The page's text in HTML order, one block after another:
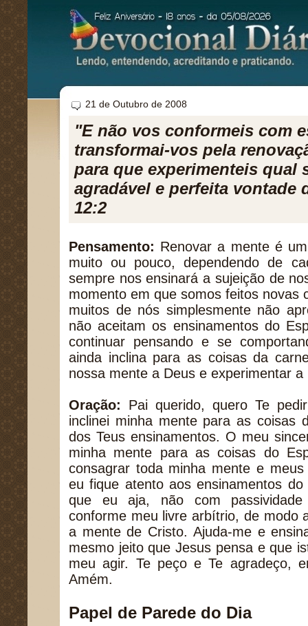
21 de Outubro de 2008
"E não vos conformeis com
transformai-vos pela
para que experimenteis qual
agradável e perfeita vontade
12:2
Pensamento: Renovar a mente é
muito ou pouco, dependendo de
sempre nos ensinará a sujeição de
momento em que somos feitos novas
muitos de nós simplesmente não
não aceitam os ensinamentos do
continuar pensando e se
ainda inclina para as coisas da
nossa mente a Deus e experimentar
Oração: Pai querido, quero Te
inclinei minha mente para as coisas
dos Teus ensinamentos. O meu
minha mente para as coisas do
consagrar toda minha mente e
eu fique atento aos ensinamentos
que eu aja, não com
conforme meu livre arbítrio, de modo
a mente de Cristo. Ajuda-me e
mesmo jeito que Jesus pensa e que
meu agir. Te peço e Te agradeço,
Amém.
Papel de Parede do Dia